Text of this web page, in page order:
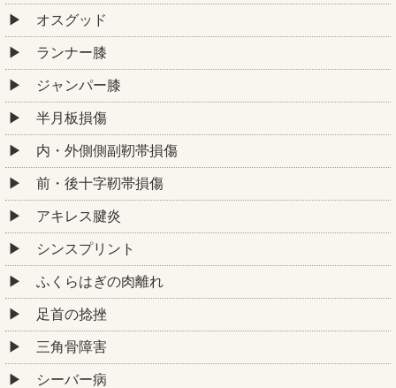
オスグッド
ランナー膝
ジャンパー膝
半月板損傷
内・外側側副靭帯損傷
前・後十字靭帯損傷
アキレス腱炎
シンスプリント
ふくらはぎの肉離れ
足首の捻挫
三角骨障害
シーバー病